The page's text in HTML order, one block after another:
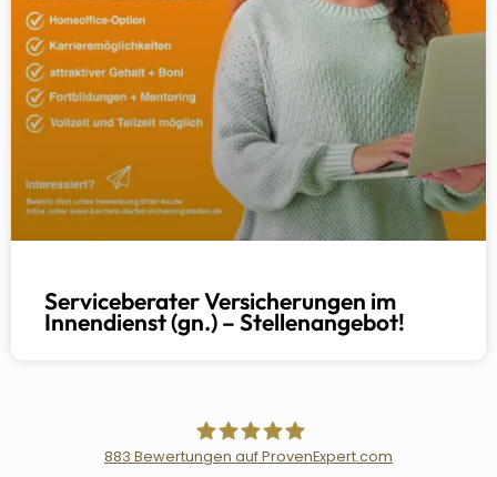
Serviceberater Versicherungen im
Innendienst (gn.) – Stellenangebot!
883 Bewertungen auf ProvenExpert.com